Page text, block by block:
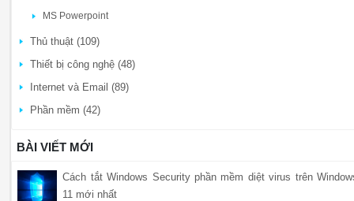
MS Powerpoint
Thủ thuật (109)
Thiết bị công nghệ (48)
Internet và Email (89)
Phần mềm (42)
BÀI VIẾT MỚI
Cách tắt Windows Security phần mềm diệt virus trên
11 mới nhất